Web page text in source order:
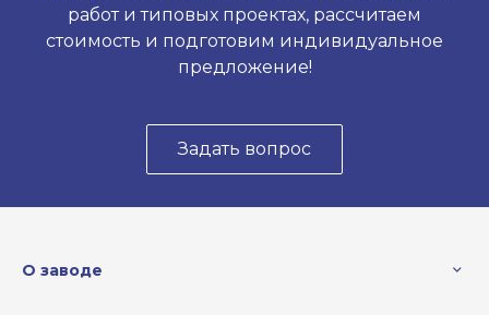
работ и типовых проектах, рассчитаем
стоимость и подготовим индивидуальное
предложение!
Задать вопрос
О заводе